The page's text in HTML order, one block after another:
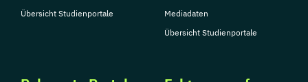
Übersicht Studienportale
Mediadaten
Übersicht Studienportale